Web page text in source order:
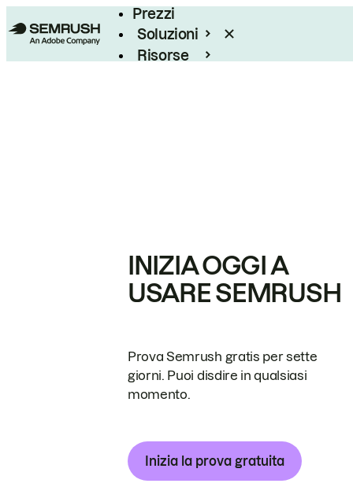
Prezzi
Soluzioni
Risorse
INIZIA OGGI A
USARE SEMRUSH
Prova Semrush gratis per sette
giorni. Puoi disdire in qualsiasi
momento.
Inizia la prova gratuita